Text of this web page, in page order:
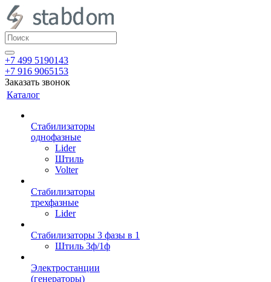
+7 499 5190143
+7 916 9065153
Заказать звонок
Каталог
Стабилизаторы
однофазные
Lider
Штиль
Volter
Стабилизаторы
трехфазные
Lider
Стабилизаторы 3 фазы в 1
Штиль 3ф/1ф
Электростанции
(генераторы)